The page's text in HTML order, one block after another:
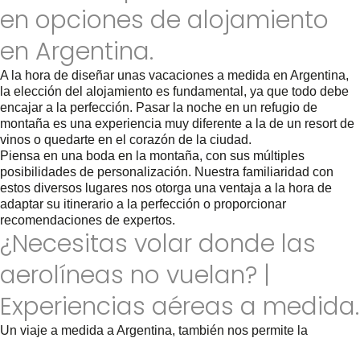
en opciones de alojamiento
en Argentina.
A la hora de diseñar unas vacaciones a medida en Argentina,
la elección del alojamiento es fundamental, ya que todo debe
encajar a la perfección. Pasar la noche en un refugio de
montaña es una experiencia muy diferente a la de un resort de
vinos o quedarte en el corazón de la ciudad.
Piensa en una boda en la montaña, con sus múltiples
posibilidades de personalización. Nuestra familiaridad con
estos diversos lugares nos otorga una ventaja a la hora de
adaptar su itinerario a la perfección o proporcionar
recomendaciones de expertos.
¿Necesitas volar donde las
aerolíneas no vuelan? |
Experiencias aéreas a medida.
Un viaje a medida a Argentina, también nos permite la